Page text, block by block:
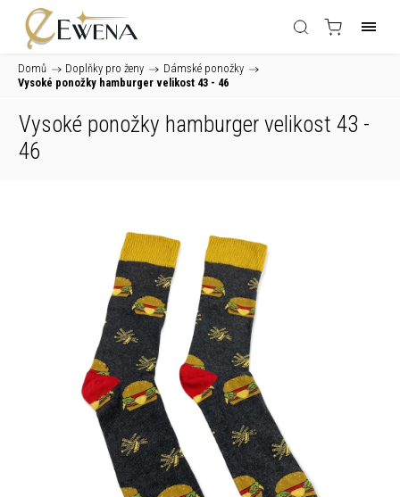
Domů / Doplňky pro ženy / Dámské ponožky /
Vysoké ponožky hamburger velikost 43 - 46
Vysoké ponožky hamburger velikost 43 -
46